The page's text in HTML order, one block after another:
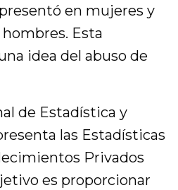
en mujeres y
Esta
idea del abuso de
de Estadística y
las Estadísticas
Privados
es proporcionar